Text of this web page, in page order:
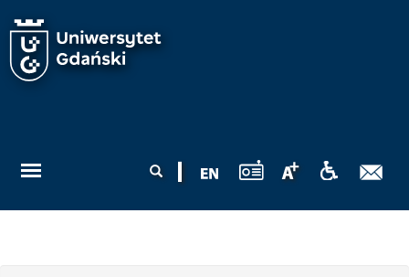
wyszukiwania